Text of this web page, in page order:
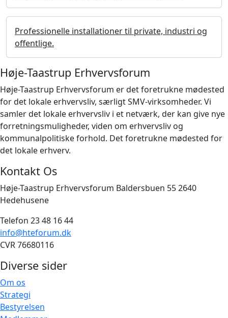
Professionelle installationer til private, industri og
offentlige.
Høje-Taastrup Erhvervsforum
Høje-Taastrup Erhvervsforum er det foretrukne mødested
for det lokale erhvervsliv, særligt SMV-virksomheder. Vi
samler det lokale erhvervsliv i et netværk, der kan give nye
forretningsmuligheder, viden om erhvervsliv og
kommunalpolitiske forhold. Det foretrukne mødested for
det lokale erhverv.
Kontakt Os
Høje-Taastrup Erhvervsforum Baldersbuen 55 2640
Hedehusene
Telefon 23 48 16 44
info@hteforum.dk
CVR 76680116
Diverse sider
Om os
Strategi
Bestyrelsen